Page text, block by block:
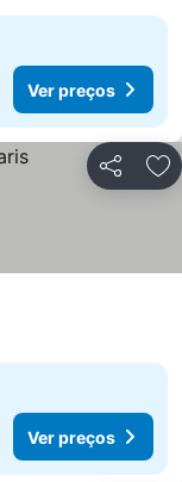
Ver preços
Partilhar
Ver preços